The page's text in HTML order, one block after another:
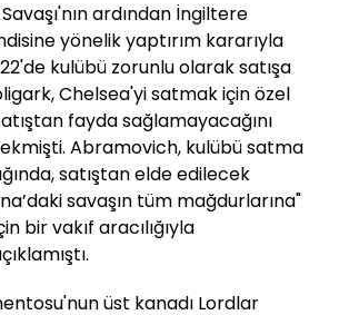
ardından İngiltere
yönelik yaptırım kararıyla
kulübü zorunlu olarak satışa
Chelsea'yi satmak için özel
fayda sağlamayacağını
Abramovich, kulübü satma
satıştan elde edilecek
savaşın tüm mağdurlarına"
bir vakıf aracılığıyla
üst kanadı Lordlar